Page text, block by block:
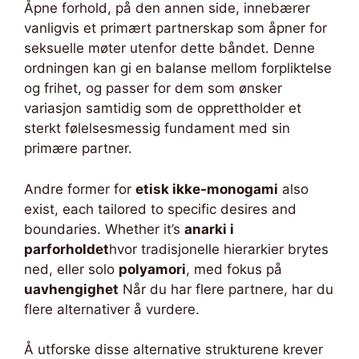
Åpne forhold, på den annen side, innebærer
vanligvis et primært partnerskap som åpner for
seksuelle møter utenfor dette båndet. Denne
ordningen kan gi en balanse mellom forpliktelse
og frihet, og passer for dem som ønsker
variasjon samtidig som de opprettholder et
sterkt følelsesmessig fundament med sin
primære partner.
Andre former for etisk ikke-monogami also
exist, each tailored to specific desires and
boundaries. Whether it’s anarki i
parforholdethvor tradisjonelle hierarkier brytes
ned, eller solo polyamori, med fokus på
uavhengighet Når du har flere partnere, har du
flere alternativer å vurdere.
Å utforske disse alternative strukturene krever